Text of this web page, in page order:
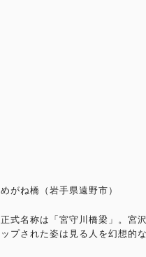
めがね橋（岩手県遠野市）
正式名称は「宮守川橋梁」。宮
ップされた姿は見る人を幻想的